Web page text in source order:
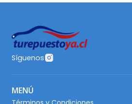
Síguenos
MENÚ